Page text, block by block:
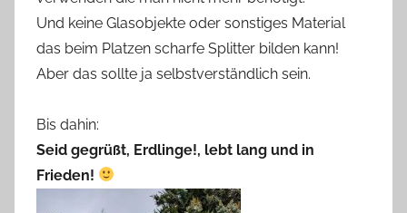
Und keine Glasobjekte oder sonstiges Material
das beim Platzen scharfe Splitter bilden kann!
Aber das sollte ja selbstverständlich sein.
Bis dahin:
Seid gegrüßt, Erdlinge!, lebt lang und in
Frieden!